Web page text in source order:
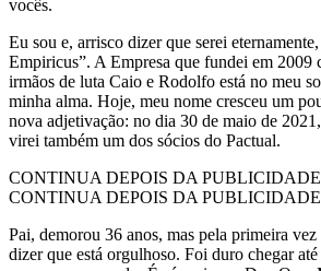
vocês.
Eu sou e, arrisco dizer que serei
Empiricus”. A Empresa que fundei em 2009
irmãos de luta Caio e Rodolfo está no meu
minha alma. Hoje, meu nome cresceu um
nova adjetivação: no dia 30 de maio de
virei também um dos sócios do Pactual.
CONTINUA DEPOIS DA PUBLICIDADE
CONTINUA DEPOIS DA PUBLICIDADE
Pai, demorou 36 anos, mas pela primeira
dizer que está orgulhoso. Foi duro chegar